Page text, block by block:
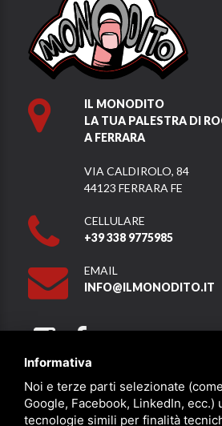
IL MONODITO
LA TUA PALESTRA DI
A FERRARA
VIA CALDIROLO, 84
44123 FERRARA FE
CELLULARE
+39 338 9775985
EMAIL
INFO@ILMONODITO.IT
Partner
Informativa
Noi e terze parti selezionate
Google, Facebook, LinkedIn,
tecnologie simili per finalità